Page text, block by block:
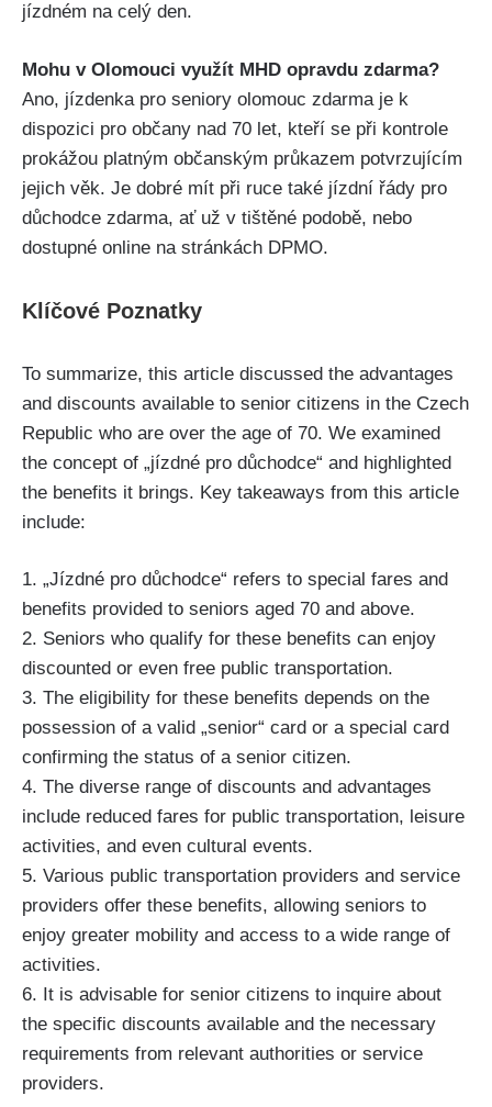
jízdném na celý den.
Mohu v Olomouci využít MHD opravdu zdarma?
Ano, jízdenka pro seniory olomouc zdarma je k
dispozici pro občany nad 70 let, kteří se při kontrole
prokážou platným občanským průkazem potvrzujícím
jejich věk. Je dobré mít při ruce také jízdní řády pro
důchodce zdarma, ať už v tištěné podobě, nebo
dostupné online na stránkách DPMO.
Klíčové Poznatky
To summarize, this article⁣ discussed the advantages
and ⁣discounts available to senior citizens⁢ in the Czech
​Republic who are over the age​ of 70. We ⁤examined
the concept ​of „jízdné pro důchodce“ ​and highlighted
the benefits it brings. ‍Key takeaways from this article
include:
1. „Jízdné⁢ pro důchodce“ refers to special fares‌ and
benefits provided to seniors aged 70 and above.
2. Seniors who qualify ⁤for‌ these benefits can enjoy
discounted or ⁣even⁣ free public‌ transportation.
3. The eligibility for⁢ these benefits depends on the
possession of a ‍valid „senior“ card⁣ or a special card
confirming the status of a senior citizen.
4. The diverse range of ⁣discounts and advantages
include reduced⁣ fares for ​public transportation, leisure
activities, and even cultural events.
5. Various public‌ transportation providers⁤ and ⁢service
providers offer these⁢ benefits,⁢ allowing ‌seniors to
enjoy greater mobility and access to⁢ a wide range ​of
activities.
6. ‍It is advisable for senior citizens to inquire about
the‍ specific discounts available and the necessary
requirements from relevant authorities or service
⁢providers.